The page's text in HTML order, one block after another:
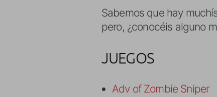
Sabemos que hay
pero, ¿conocéis alguno
JUEGOS
Adv of Zombie Sniper